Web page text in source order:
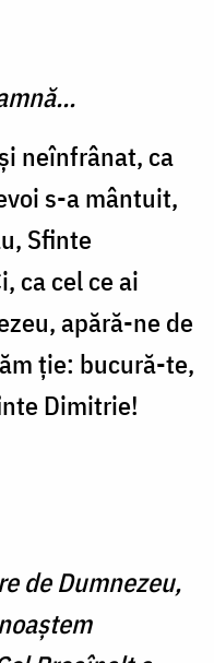
neînfrânat, ca
s-a mântuit,
Sfinte
ca cel ce ai
apără-ne de
ţie: bucură-te,
Dimitrie!
de Dum­nezeu,